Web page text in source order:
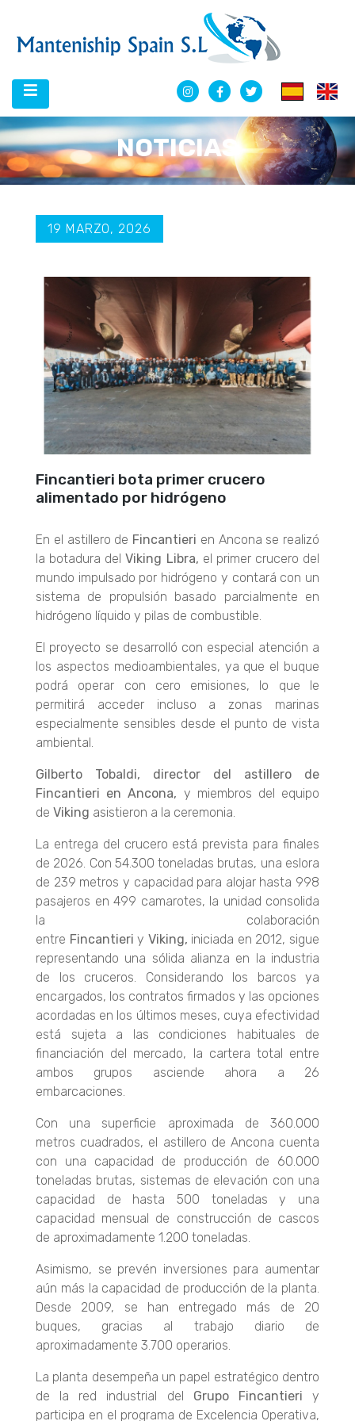
NOTICIAS
19 MARZO, 2026
Fincantieri bota primer crucero
alimentado por hidrógeno
En el astillero de Fincantieri en Ancona se realizó
la botadura del Viking Libra, el primer crucero del
mundo impulsado por hidrógeno y contará con un
sistema de propulsión basado parcialmente en
hidrógeno líquido y pilas de combustible.
El proyecto se desarrolló con especial atención a
los aspectos medioambientales, ya que el buque
podrá operar con cero emisiones, lo que le
permitirá acceder incluso a zonas marinas
especialmente sensibles desde el punto de vista
ambiental.
Gilberto Tobaldi, director del astillero de
Fincantieri en Ancona, y miembros del equipo
de Viking asistieron a la ceremonia.
La entrega del crucero está prevista para finales
de 2026. Con 54.300 toneladas brutas, una eslora
de 239 metros y capacidad para alojar hasta 998
pasajeros en 499 camarotes, la unidad consolida
la colaboración
entre Fincantieri y Viking, iniciada en 2012, sigue
representando una sólida alianza en la industria
de los cruceros. Considerando los barcos ya
encargados, los contratos firmados y las opciones
acordadas en los últimos meses, cuya efectividad
está sujeta a las condiciones habituales de
financiación del mercado, la cartera total entre
ambos grupos asciende ahora a 26
embarcaciones.
Con una superficie aproximada de 360.000
metros cuadrados, el astillero de Ancona cuenta
con una capacidad de producción de 60.000
toneladas brutas, sistemas de elevación con una
capacidad de hasta 500 toneladas y una
capacidad mensual de construcción de cascos
de aproximadamente 1.200 toneladas.
Asimismo, se prevén inversiones para aumentar
aún más la capacidad de producción de la planta.
Desde 2009, se han entregado más de 20
buques, gracias al trabajo diario de
aproximadamente 3.700 operarios.
La planta desempeña un papel estratégico dentro
de la red industrial del Grupo Fincantieri y
participa en el programa de Excelencia Operativa,